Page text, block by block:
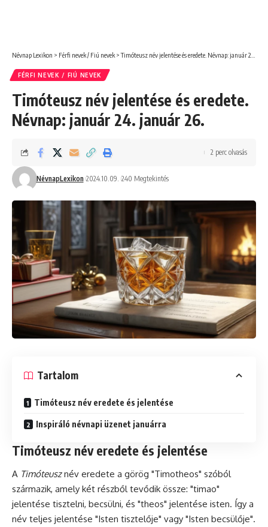
Névnap Lexikon > Férfi nevek / Fiú nevek >Timóteusz név jelentése és eredete. Névnap: január 24. január 26.
FÉRFI NEVEK / FIÚ NEVEK
Timóteusz név jelentése és eredete.
Névnap: január 24. január 26.
NévnapLexikon 2024.10.09. 240 Megtekintés
2 perc olvasás
Tartalom
Timóteusz név eredete és jelentése
Inspiráló névnapi üzenet januárra
Timóteusz név eredete és jelentése
A Timóteusznév eredete a görög "Timotheos" szóból
származik, amely két részből tevődik össze: "timao"
jelentése tisztelni, becsülni, és "theos" jelentése isten. Így a
név teljes jelentése "Isten tisztelője" vagy "Isten becsülője".